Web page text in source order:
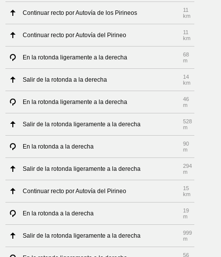
Continuar recto por Autovía de los Pirineos
11
km
Continuar recto por Autovía del Pirineo
11
km
En la rotonda ligeramente a la derecha
68
m
Salir de la rotonda a la derecha
14
km
En la rotonda ligeramente a la derecha
46
m
Salir de la rotonda ligeramente a la derecha
528
m
En la rotonda a la derecha
90
m
Salir de la rotonda ligeramente a la derecha
294
m
Continuar recto por Autovía del Pirineo
15
km
En la rotonda a la derecha
19
m
Salir de la rotonda ligeramente a la derecha
999
m
56